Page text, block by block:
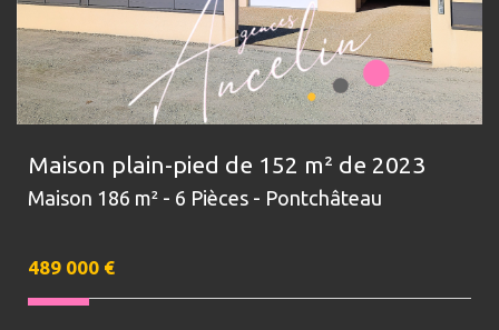
Maison plain-pied de 152 m² de 2023
Maison 186 m² - 6 Pièces - Pontchâteau
489 000 €